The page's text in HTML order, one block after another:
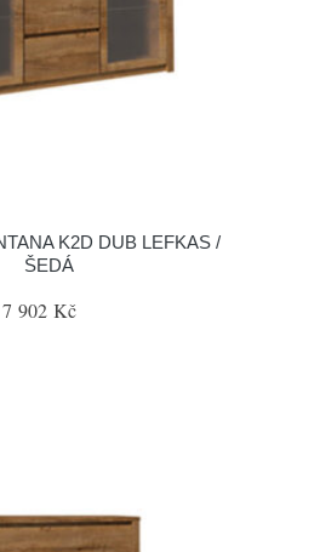
K2D DUB LEFKAS /
ŠEDÁ
7 902 Kč